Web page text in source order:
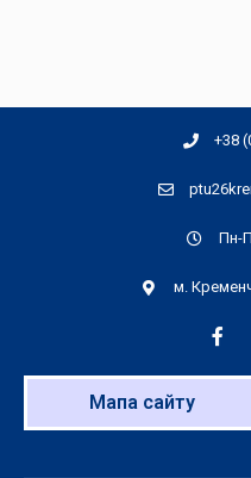
+38
Пн-
м.
Мапа сайту